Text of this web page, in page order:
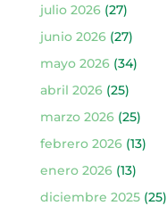
julio 2026(27)
junio 2026(27)
mayo 2026(34)
abril 2026(25)
marzo 2026(25)
febrero 2026(13)
enero 2026(13)
diciembre 2025(25)